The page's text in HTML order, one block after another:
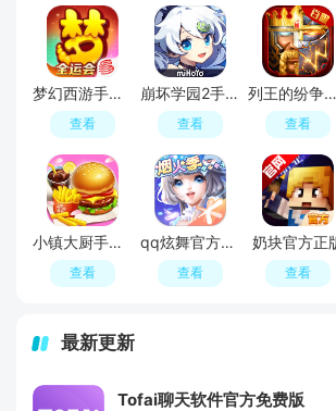
梦幻西游手游正版官服
查看
崩坏学园2手游
查看
列王的纷争西部大陆官方正版手游最新版
查看
小镇大厨手游最新版
查看
qq炫舞官方正版
查看
奶块官方正
查看
最新更新
Tofai聊天软件官方免费版